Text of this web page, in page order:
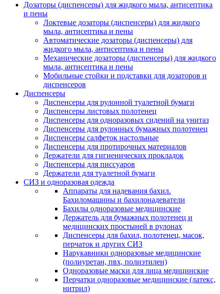
Дозаторы (диспенсеры) для жидкого мыла, антисептика
и пены
Локтевые дозаторы (диспенсеры) для жидкого
мыла, антисептика и пены
Автоматические дозаторы (диспенсеры) для
жидкого мыла, антисептика и пены
Механические дозаторы (диспенсеры) для жидкого
мыла, антисептика и пены
Мобильные стойки и подставки для дозаторов и
диспенсеров
Диспенсеры
Диспенсеры для рулонной туалетной бумаги
Диспенсеры листовых полотенец
Диспенсеры для одноразовых сидений на унитаз
Диспенсеры для рулонных бумажных полотенец
Диспенсеры салфеток настольные
Диспенсеры для протирочных материалов
Держатели для гигиенических прокладок
Диспенсеры для писсуаров
Держатели для туалетной бумаги
СИЗ и одноразовая одежда
Аппараты для надевания бахил.
Бахиломашины и бахилонадеватели
Бахилы одноразовые медицинские
Держатель для бумажных полотенец и
медицинских простыней в рулонах
Диспенсеры для бахил, полотенец, масок,
перчаток и других СИЗ
Нарукавники одноразовые медицинские
(полиуретан, пвх, полиэтилен)
Одноразовые маски для лица медицинские
Перчатки одноразовые медицинские (латекс,
нитрил)